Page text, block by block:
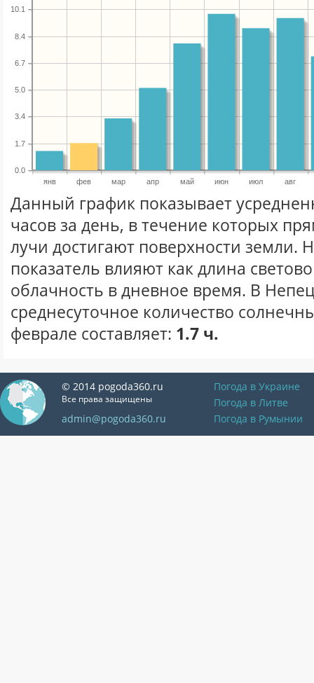
янв фев мар апр май июн июл авг
0.0
1.7
3.4
5.0
6.7
8.4
10.1
Данный график показывает
часов за день, в течение которых
лучи достигают поверхности земли.
показатель влияют как длина
облачность в дневное время. В
среднесуточное количество
феврале составляет: 1.7 ч.
© 2014 pogoda360.ru
Все права защищены
admin@pogoda360.ru
Погода в Украине
Погода в Литве
Погода в Румынии